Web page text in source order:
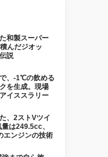
和製スーパー
んだジオッ
説
、-1℃の飲める
を生成。現場
イススラリー
、2ストVツイ
は249.5cc、
エンジンの技術